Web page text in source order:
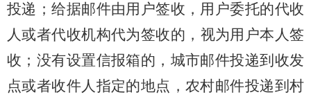
投递；给据邮件由用户签收，用户委托的代收
人或者代收机构代为签收的，视为用户本人签
收；没有设置信报箱的，城市邮件投递到收发
点或者收件人指定的地点，农村邮件投递到村